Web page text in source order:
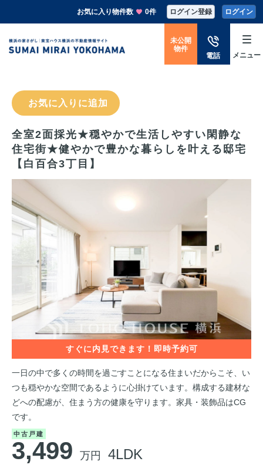
お気に入り物件数 0件 ログイン登録 ログイン
電話
未公開
物件
メニュー
お気に入りに追加
全室2面採光★穏やかで生活しやすい閑静な
住宅街★健やかで豊かな暮らしを叶える邸宅
【白百合3丁目】
一日の中で多くの時間を過ごすことになる住まいだからこそ、い
つも穏やかな空間であるように心掛けています。構成する建材な
どへの配慮が、住まう方の健康を守ります。家具・装飾品はCG
です。
中古戸建
3,499 万円 4LDK